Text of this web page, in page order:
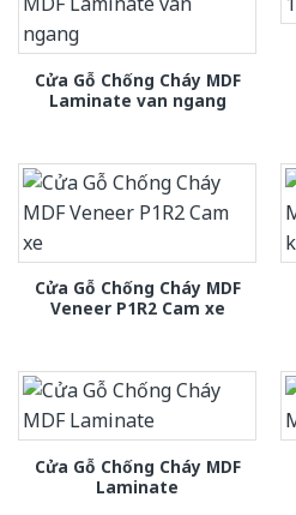
Cửa Gỗ Chống Cháy MDF
Laminate van ngang
Cửa Gỗ Chống Cháy MDF
Veneer P1R2 Cam xe
Cửa Gỗ Chống Cháy MDF
Laminate